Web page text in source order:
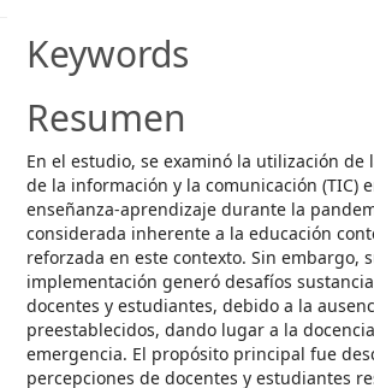
Keywords
Resumen
En el estudio, se examinó la utilización de
de la información y la comunicación (TIC)
enseñanza-aprendizaje durante la
considerada inherente a la educación
reforzada en este contexto. Sin embargo,
implementación generó desafíos
docentes y estudiantes, debido a la
preestablecidos, dando lugar a la
emergencia. El propósito principal fue
percepciones de docentes y estudiantes